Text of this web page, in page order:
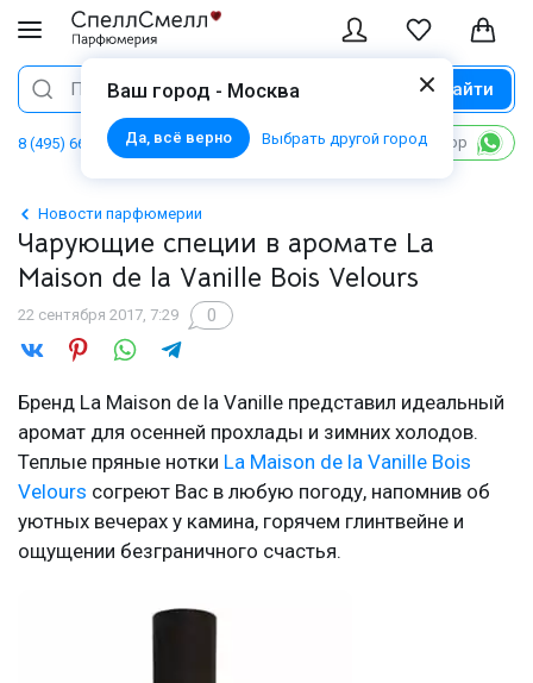
Ваш город - Москва
Да, всё верно Выбрать другой город
Поиск Найти
8 (495) 668 06 02 Написать в WhatsApp
Новости парфюмерии
Чарующие специи в аромате La
Maison de la Vanille Bois Velours
22 сентября 2017, 7:29 0
Бренд La Maison de la Vanille представил идеальный
аромат для осенней прохлады и зимних холодов.
Теплые пряные нотки La Maison de la Vanille Bois
Velours согреют Вас в любую погоду, напомнив об
уютных вечерах у камина, горячем глинтвейне и
ощущении безграничного счастья.